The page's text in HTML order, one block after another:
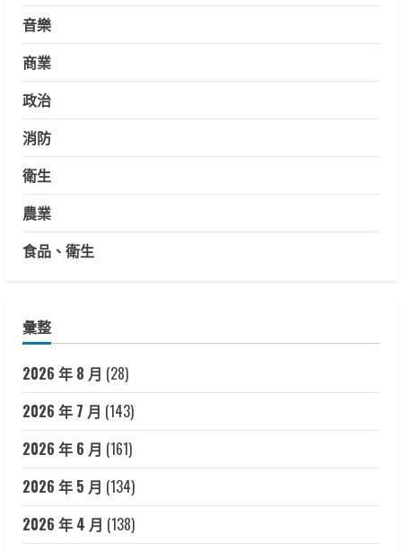
音樂
商業
政治
消防
衛生
農業
食品、衛生
彙整
2026 年 8 月 (28)
2026 年 7 月 (143)
2026 年 6 月 (161)
2026 年 5 月 (134)
2026 年 4 月 (138)